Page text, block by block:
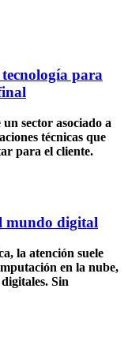
para
sector asociado a
técnicas que
para el cliente.
mundo digital
la atención suele
en la nube,
Sin